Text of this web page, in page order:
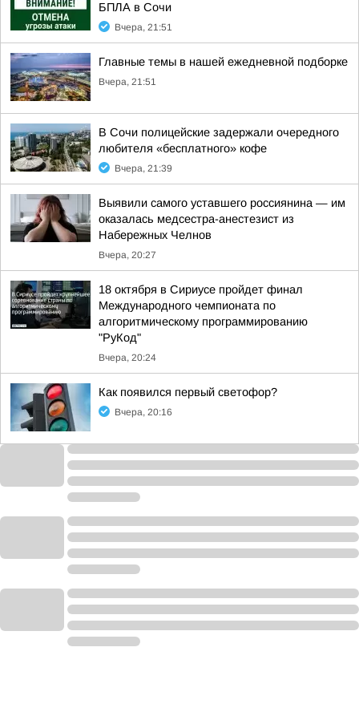
БПЛА в Сочи
Вчера, 21:51
Главные темы в нашей ежедневной подборке
Вчера, 21:51
В Сочи полицейские задержали очередного
любителя «бесплатного» кофе
Вчера, 21:39
Выявили самого уставшего россиянина — им
оказалась медсестра-анестезист из
Набережных Челнов
Вчера, 20:27
18 октября в Сириусе пройдет финал
Международного чемпионата по
алгоритмическому программированию
"РуКод"
Вчера, 20:24
Как появился первый светофор?
Вчера, 20:16